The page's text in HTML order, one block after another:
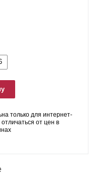
только для интернет-
от цен в